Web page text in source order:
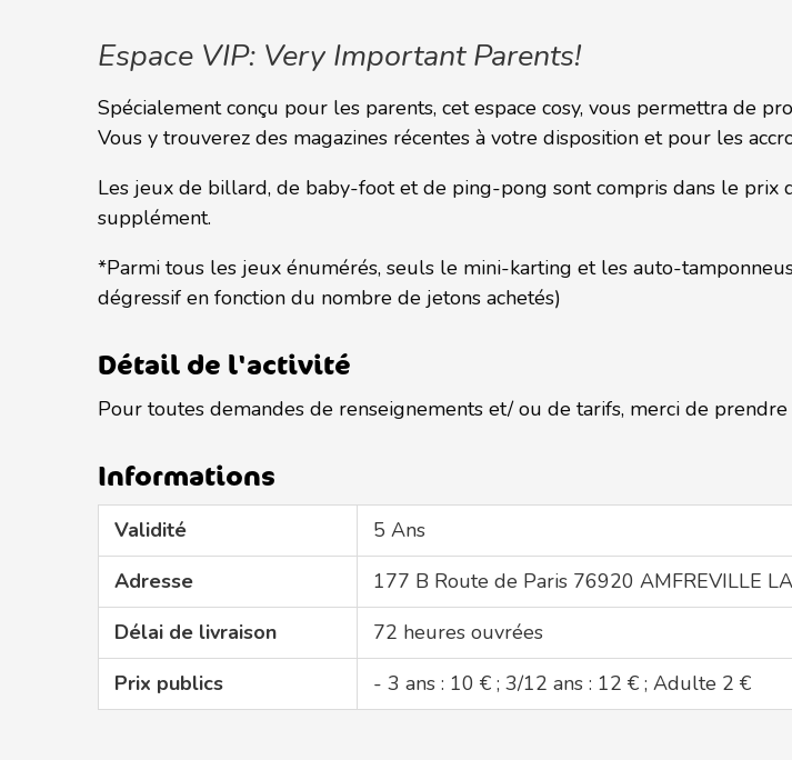
Espace VIP: Very Important Parents!
Spécialement conçu pour les parents, cet espace cosy, vous permettra de
Vous y trouverez des magazines récentes à votre disposition et pour les
Les jeux de billard, de baby-foot et de ping-pong sont compris dans le prix
supplément.
*Parmi tous les jeux énumérés, seuls le mini-karting et les auto-
dégressif en fonction du nombre de jetons achetés)
Détail de l'activité
Pour toutes demandes de renseignements et/ ou de tarifs, merci de
Informations
Validité
5 Ans
Adresse
177 B Route de Paris 76920 AMFREVILLE
Délai de livraison
72 heures ouvrées
Prix publics
- 3 ans : 10 € ; 3/12 ans : 12 € ; Adulte 2 €